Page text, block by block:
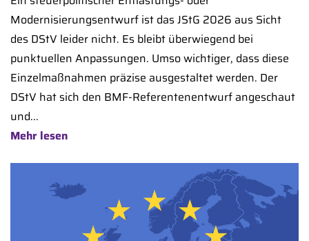
Modernisierungsentwurf ist das JStG 2026 aus Sicht
des DStV leider nicht. Es bleibt überwiegend bei
punktuellen Anpassungen. Umso wichtiger, dass diese
Einzelmaßnahmen präzise ausgestaltet werden. Der
DStV hat sich den BMF-Referentenentwurf angeschaut
und...
Mehr lesen